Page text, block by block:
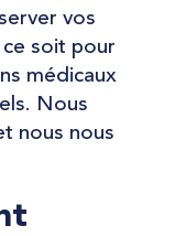
vos
soit pour
médicaux
Nous
nous nous